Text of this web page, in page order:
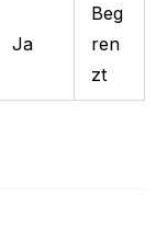
Ja
Beg
ren
zt